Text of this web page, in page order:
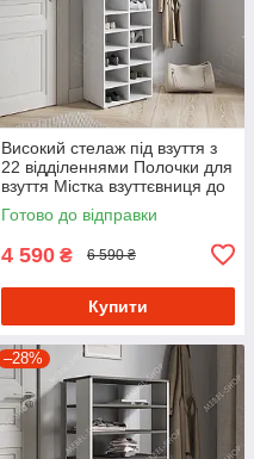
Високий стелаж під взуття з
22 відділеннями Полочки для
взуття Містка взуттєвниця до
передпокою
Готово до відправки
4 590 ₴ 6 590 ₴
Купити
–28%